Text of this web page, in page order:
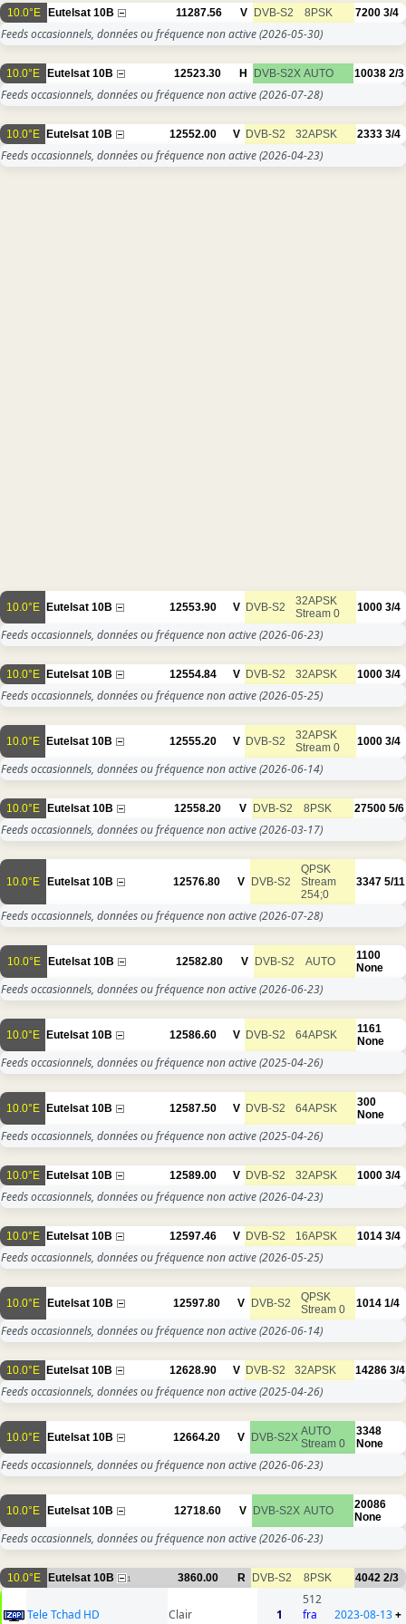
10.0°E Eutelsat 10B 11287.56 V DVB-S2 8PSK 7200 3/4
Feeds occasionnels, données ou fréquence non active(2026-05-30)
10.0°E Eutelsat 10B 12523.30 H DVB-S2X AUTO 10038 2/3
Feeds occasionnels, données ou fréquence non active(2026-07-28)
10.0°E Eutelsat 10B 12552.00 V DVB-S2 32APSK 2333 3/4
Feeds occasionnels, données ou fréquence non active(2026-04-23)
10.0°E Eutelsat 10B 12553.90 V DVB-S2
32APSK
Stream 0
1000 3/4
Feeds occasionnels, données ou fréquence non active(2026-06-23)
10.0°E Eutelsat 10B 12554.84 V DVB-S2 32APSK 1000 3/4
Feeds occasionnels, données ou fréquence non active(2026-05-25)
10.0°E Eutelsat 10B 12555.20 V DVB-S2
32APSK
Stream 0
1000 3/4
Feeds occasionnels, données ou fréquence non active(2026-06-14)
10.0°E Eutelsat 10B 12558.20 V DVB-S2 8PSK 27500 5/6
Feeds occasionnels, données ou fréquence non active(2026-03-17)
10.0°E Eutelsat 10B 12576.80 V DVB-S2
QPSK
Stream
254;0
3347 5/11
Feeds occasionnels, données ou fréquence non active(2026-07-28)
10.0°E Eutelsat 10B 12582.80 V DVB-S2 AUTO
1100
None
Feeds occasionnels, données ou fréquence non active(2026-06-23)
10.0°E Eutelsat 10B 12586.60 V DVB-S2 64APSK
1161
None
Feeds occasionnels, données ou fréquence non active(2025-04-26)
10.0°E Eutelsat 10B 12587.50 V DVB-S2 64APSK
300
None
Feeds occasionnels, données ou fréquence non active(2025-04-26)
10.0°E Eutelsat 10B 12589.00 V DVB-S2 32APSK 1000 3/4
Feeds occasionnels, données ou fréquence non active(2026-04-23)
10.0°E Eutelsat 10B 12597.46 V DVB-S2 16APSK 1014 3/4
Feeds occasionnels, données ou fréquence non active(2026-05-25)
10.0°E Eutelsat 10B 12597.80 V DVB-S2
QPSK
Stream 0
1014 1/4
Feeds occasionnels, données ou fréquence non active(2026-06-14)
10.0°E Eutelsat 10B 12628.90 V DVB-S2 32APSK 14286 3/4
Feeds occasionnels, données ou fréquence non active(2025-04-26)
10.0°E Eutelsat 10B 12664.20 V DVB-S2X AUTO
Stream 0
3348
None
Feeds occasionnels, données ou fréquence non active(2026-06-23)
10.0°E Eutelsat 10B 12718.60 V DVB-S2X AUTO
20086
None
Feeds occasionnels, données ou fréquence non active(2026-06-23)
10.0°E Eutelsat 10B 1 3860.00 R DVB-S2 8PSK 4042 2/3
Tele Tchad HD Clair 1
512
fra
2023-08-13+